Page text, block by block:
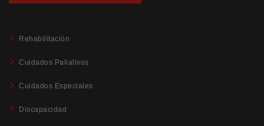
Rehabilitación
Cuidados Paliativos
Cuidados Especiales
Discapacidad